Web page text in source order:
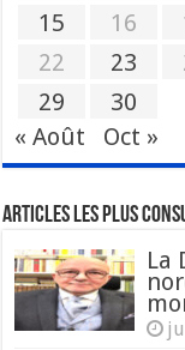
15
16
22
23
29
30
« Août
Oct »
Articles les plus
La